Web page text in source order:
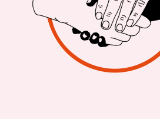
Von
Mossad
und der
eigenen